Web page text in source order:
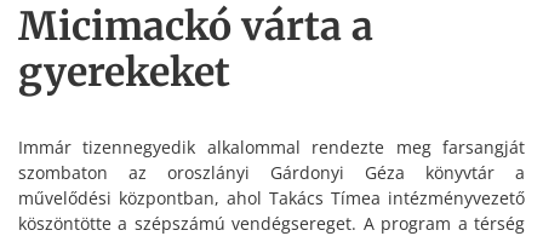
Micimackó várta a
gyerekeket
Immár tizennegyedik alkalommal rendezte meg farsangját
szombaton az oroszlányi Gárdonyi Géza könyvtár a
művelődési központban, ahol Takács Tímea intézményvezető
köszöntötte a szépszámú vendégsereget. A program a térség